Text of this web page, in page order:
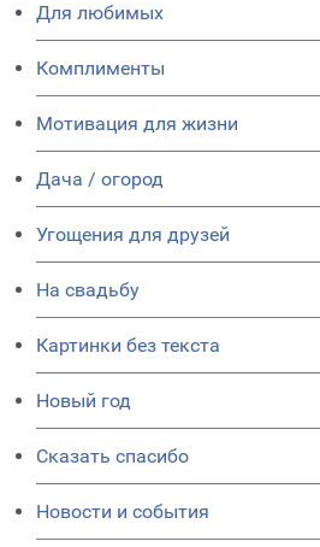
Для любимых
Комплименты
Мотивация для жизни
Дача / огород
Угощения для друзей
На свадьбу
Картинки без текста
Новый год
Сказать спасибо
Новости и события